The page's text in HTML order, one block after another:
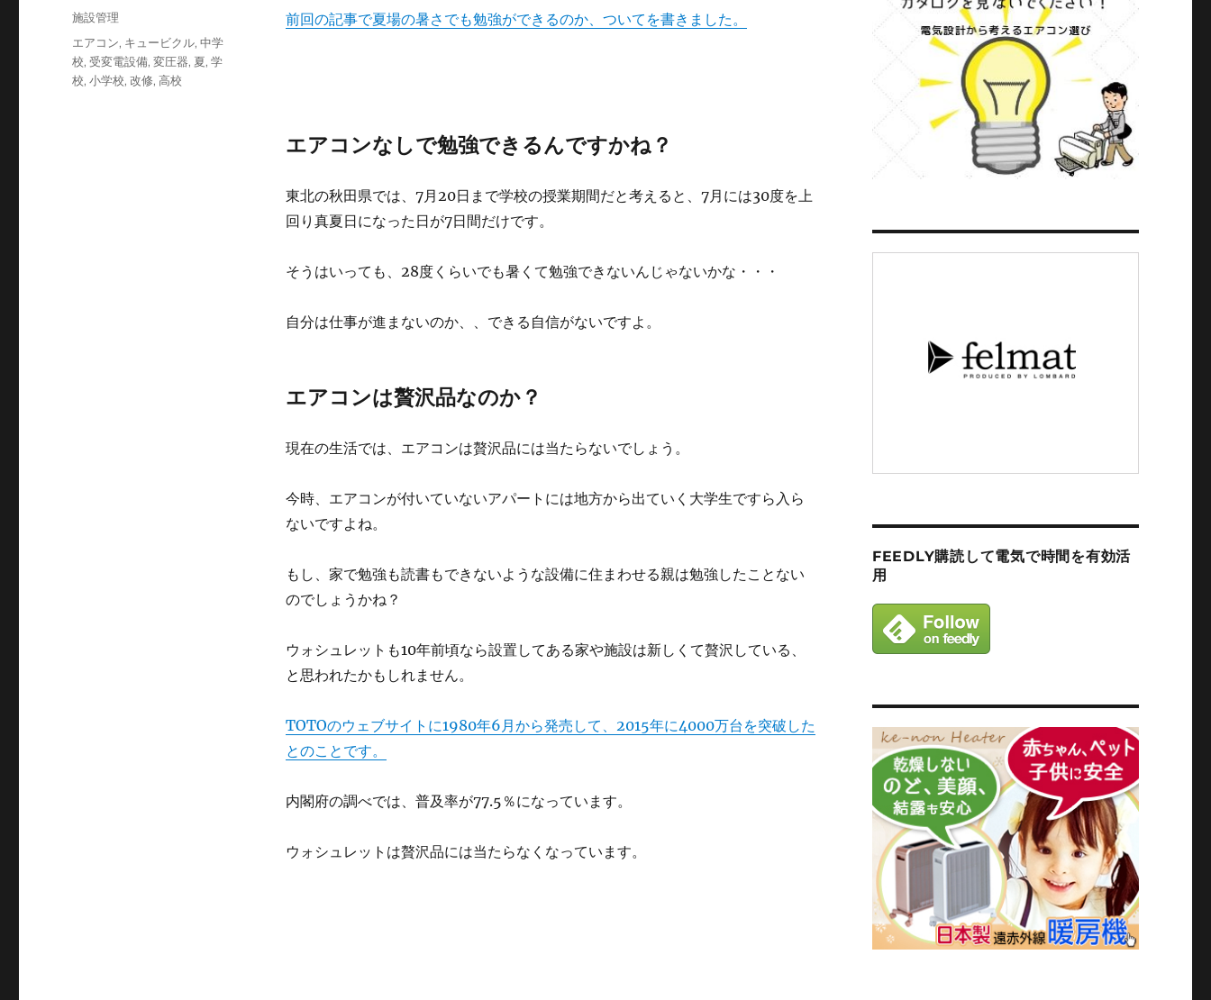
前回の記事で夏場の暑さでも勉強ができるのか、ついてを書きました。
エアコンなしで勉強できるんですかね？
東北の秋田県では、7月20日まで学校の授業期間だと考えると、7月には30度を上
回り真夏日になった日が7日間だけです。
そうはいっても、28度くらいでも暑くて勉強できないんじゃないかな・・・
自分は仕事が進まないのか、、できる自信がないですよ。
エアコンは贅沢品なのか？
現在の生活では、エアコンは贅沢品には当たらないでしょう。
今時、エアコンが付いていないアパートには地方から出ていく大学生ですら入ら
ないですよね。
もし、家で勉強も読書もできないような設備に住まわせる親は勉強したことない
のでしょうかね？
ウォシュレットも10年前頃なら設置してある家や施設は新しくて贅沢している、
と思われたかもしれません。
TOTOのウェブサイトに1980年6月から発売して、2015年に4000万台を突破した
とのことです。
内閣府の調べでは、普及率が77.5％になっています。
ウォシュレットは贅沢品には当たらなくなっています。
稿
カ
ゴ
リ
施設管理
タ
グ
エアコン, キュービクル,中学
校,受変電設備,変圧器, 夏,学
校,小学校,改修,高校
FEEDLY購読して電気で時間を有効活
用